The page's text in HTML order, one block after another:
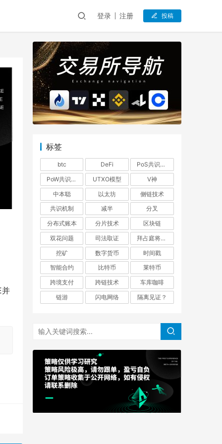
登录 注册 投稿
并
标签
btc DeFi
PoS共识机制
PoW共识机制
UTXO模型
V神
中本聪
以太坊
侧链技术
共识机制
减半
分叉
分布式账本
分片技术
区块链
双花问题
司法取证
拜占庭将军问题
挖矿
数字货币
时间戳
智能合约
比特币
莱特币
跨境支付
跨链技术
车库咖啡
链游
闪电网络 隔离见证？